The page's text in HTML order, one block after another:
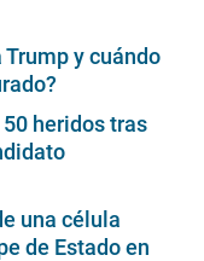
y cuándo
heridos tras
una célula
de Estado en